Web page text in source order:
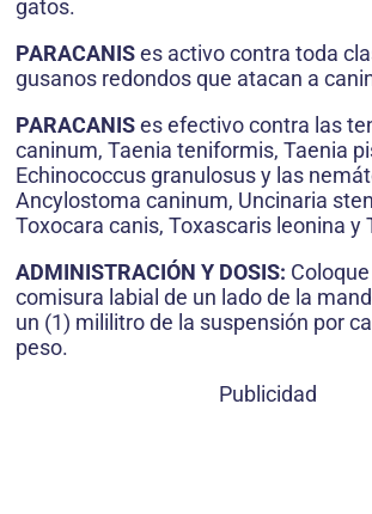
gatos.
PARACANISes activo contra toda
gusanos redondos que atacan a
PARACANISes efectivo contra las
caninum, Taenia teniformis, Taenia
Echinococcus granulosus y las
Ancylostoma caninum, Uncinaria
Toxocara canis, Toxascaris leonina y
ADMINISTRACIÓN Y DOSIS:
comisura labial de un lado de la
un (1) mililitro de la suspensión por
peso.
Publicidad